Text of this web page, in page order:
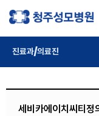
진료과/의료진
세비카에이치씨티정